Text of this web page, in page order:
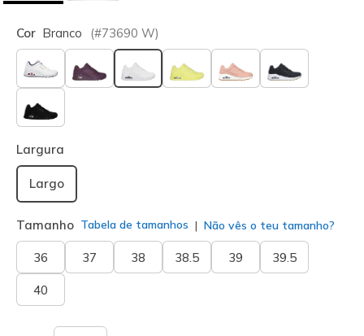
Cor Branco (#73690 W)
selecionado
Largura
Largo
Tamanho Tabela de tamanhos Não vês o teu tamanho?
36 37 38 38.5 39 39.5
40